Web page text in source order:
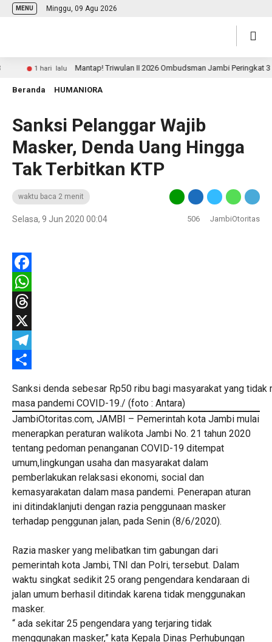
MENU Minggu, 09 Agu 2026
1 hari lalu Mantap! Triwulan II 2026 Ombudsman Jambi Peringkat 3
Beranda HUMANIORA
Sanksi Pelanggar Wajib
Masker, Denda Uang Hingga
Tak Terbitkan KTP
waktu baca 2 menit
Selasa, 9 Jun 2020 00:04 506 JambiOtoritas
Facebook
WhatsApp
Threads
X
Telegram
Sanksi denda sebesar Rp50 ribu bagi masyarakat yang
masa pandemi COVID-19./ (foto : Antara)
JambiOtoritas.com, JAMBI – Pemerintah kota Jambi mulai
menerapkan peraturan walikota Jambi No. 21 tahun 2020
tentang pedoman penanganan COVID-19 ditempat
umum,lingkungan usaha dan masyarakat dalam
pemberlakukan relaksasi ekonomi, social dan
kemasyarakatan dalam masa pandemi. Penerapan aturan
ini ditindaklanjuti dengan razia penggunaan masker
terhadap penggunan jalan, pada Senin (8/6/2020).
Razia masker yang melibatkan tim gabungan dari
pemerintah kota Jambi, TNI dan Polri, tersebut. Dalam
waktu singkat sedikit 25 orang pengendara kendaraan di
jalan umum berhasil ditindak karena tidak menggunakan
masker.
“ ada sekitar 25 pengendara yang terjaring tidak
menggunakan masker,” kata Kepala Dinas Perhubungan